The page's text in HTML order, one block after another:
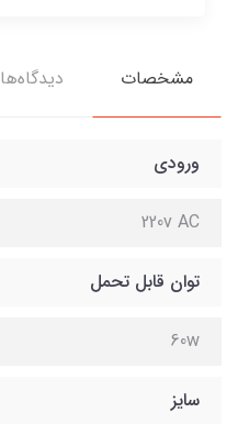
مشخصات دیدگاه‌ها
ورودی
220v AC
توان قابل تحمل
60w
سایز